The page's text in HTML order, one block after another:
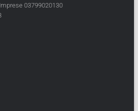
03799020130